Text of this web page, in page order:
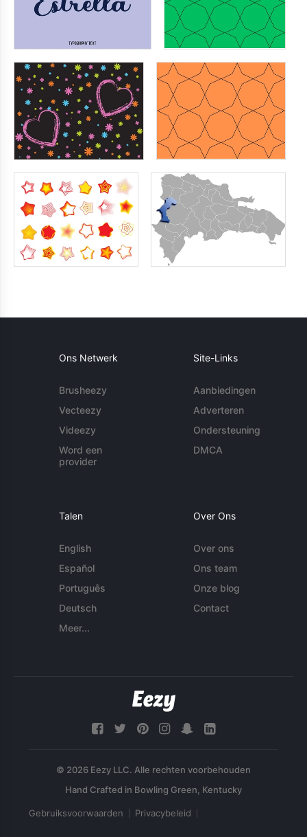
Ons Netwerk
Brusheezy
Vecteezy
Videezy
Word een
provider
Site-Links
Aanbiedingen
Adverteren
Ondersteuning
DMCA
Talen
English
Español
Português
Deutsch
Meer...
Over Ons
Over ons
Ons team
Onze blog
Contact
© 2026 Eezy LLC. Alle rechten voorbehouden
Gebruiksvoorwaarden Privacybeleid